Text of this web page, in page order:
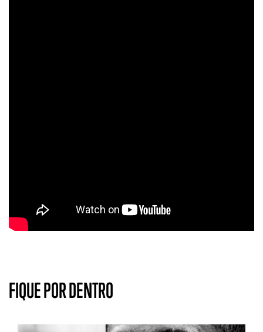
FIQUE POR DENTRO